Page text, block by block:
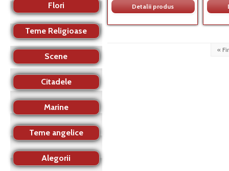
Detalii produs
«
Flori
Teme Religioase
Scene
Citadele
Marine
Teme angelice
Alegorii